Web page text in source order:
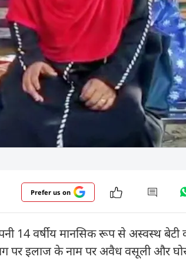
Prefer us on
14 वर्षीय मानसिक रूप से अस्वस्थ
पर इलाज के नाम पर अवैध वसूली और